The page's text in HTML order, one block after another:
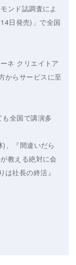
ンド誌調査によ
日発売)」で全国
ネ クリエイトア
からサービスに至
全国で講演多
、『間違いだら
教える絶対に会
社長の終活』